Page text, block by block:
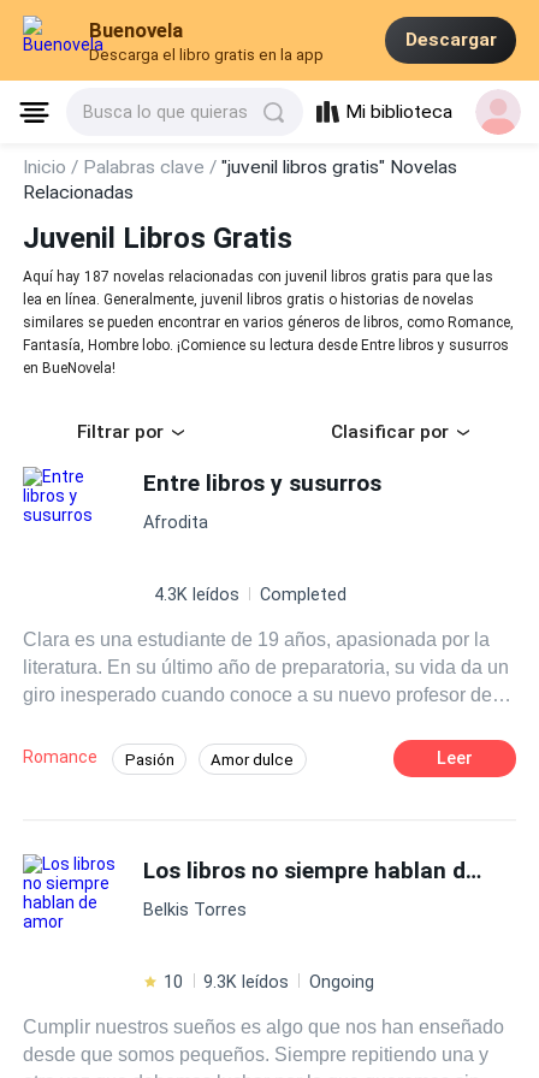
Buenovela
Descarga el libro gratis en la app
Descargar
Busca lo que quieras Mi biblioteca
Inicio / Palabras clave /"juvenil libros gratis" Novelas
Relacionadas
Juvenil Libros Gratis
Aquí hay 187 novelas relacionadas con juvenil libros gratis para que las
lea en línea. Generalmente, juvenil libros gratis o historias de novelas
similares se pueden encontrar en varios géneros de libros, como Romance,
Fantasía, Hombre lobo. ¡Comience su lectura desde Entre libros y susurros
en BueNovela!
Filtrar por Clasificar por
Entre libros y susurros
Afrodita
4.3K leídos Completed
Clara es una estudiante de 19 años, apasionada por la
literatura. En su último año de preparatoria, su vida da un
giro inesperado cuando conoce a su nuevo profesor de
talentoso que despierta en ella una admiración profunda.
A medida que las clases avanzan Clara se siente cada
Romance Pasión Amor dulce
Primer Amor
Leer
Los libros no siempre hablan de amor
Belkis Torres
10 9.3K leídos Ongoing
Cumplir nuestros sueños es algo que nos han enseñado
desde que somos pequeños. Siempre repitiendo una y